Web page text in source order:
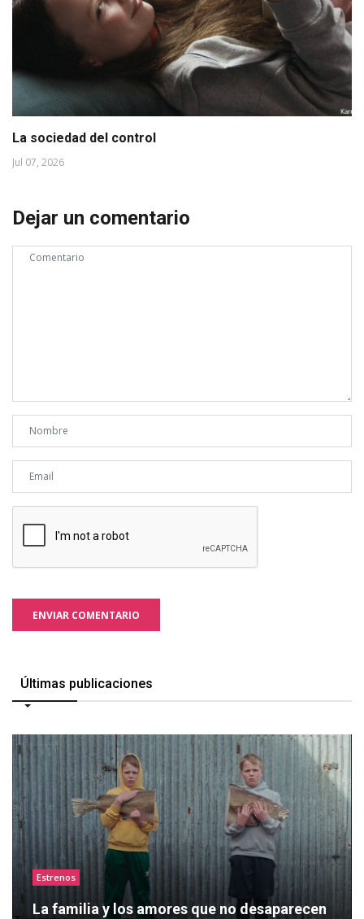
La sociedad del control
Jul 07, 2026
Dejar un comentario
ENVIAR COMENTARIO
Últimas publicaciones
Estrenos
La familia y los amores que no desaparecen